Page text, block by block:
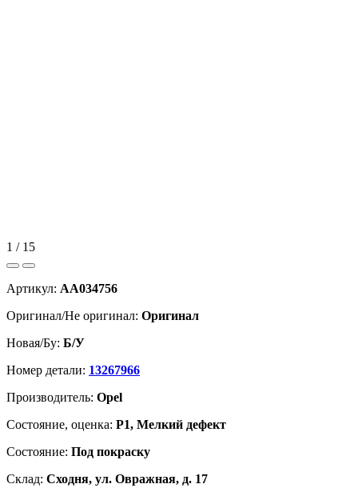
1 / 15
Артикул: AA034756
Оригинал/Не оригинал: Оригинал
Новая/Бу: Б/У
Номер детали: 13267966
Производитель: Opel
Cостояние, оценка: Р1, Мелкий дефект
Состояние: Под покраску
Склад: Сходня, ул. Овражная, д. 17